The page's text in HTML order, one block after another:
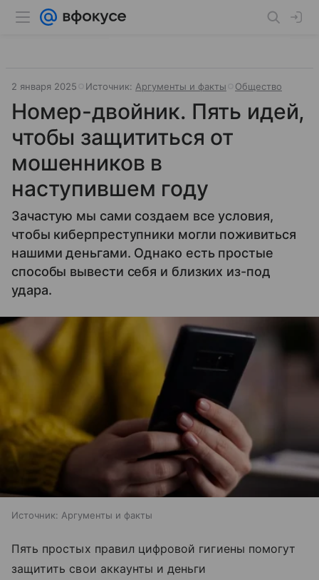
2 января 2025 Источник: Аргументы и факты Общество
Номер-двойник. Пять идей,
чтобы защититься от
мошенников в
наступившем году
Зачастую мы сами создаем все условия,
чтобы киберпреступники могли поживиться
нашими деньгами. Однако есть простые
способы вывести себя и близких из-под
удара.
Источник: Аргументы и факты
Пять простых правил цифровой гигиены помогут
защитить свои аккаунты и деньги